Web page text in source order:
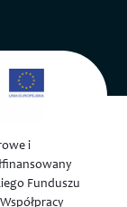
i
Funduszu